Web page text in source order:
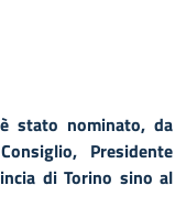
stato nominato, da
Presidente
di Torino sino al